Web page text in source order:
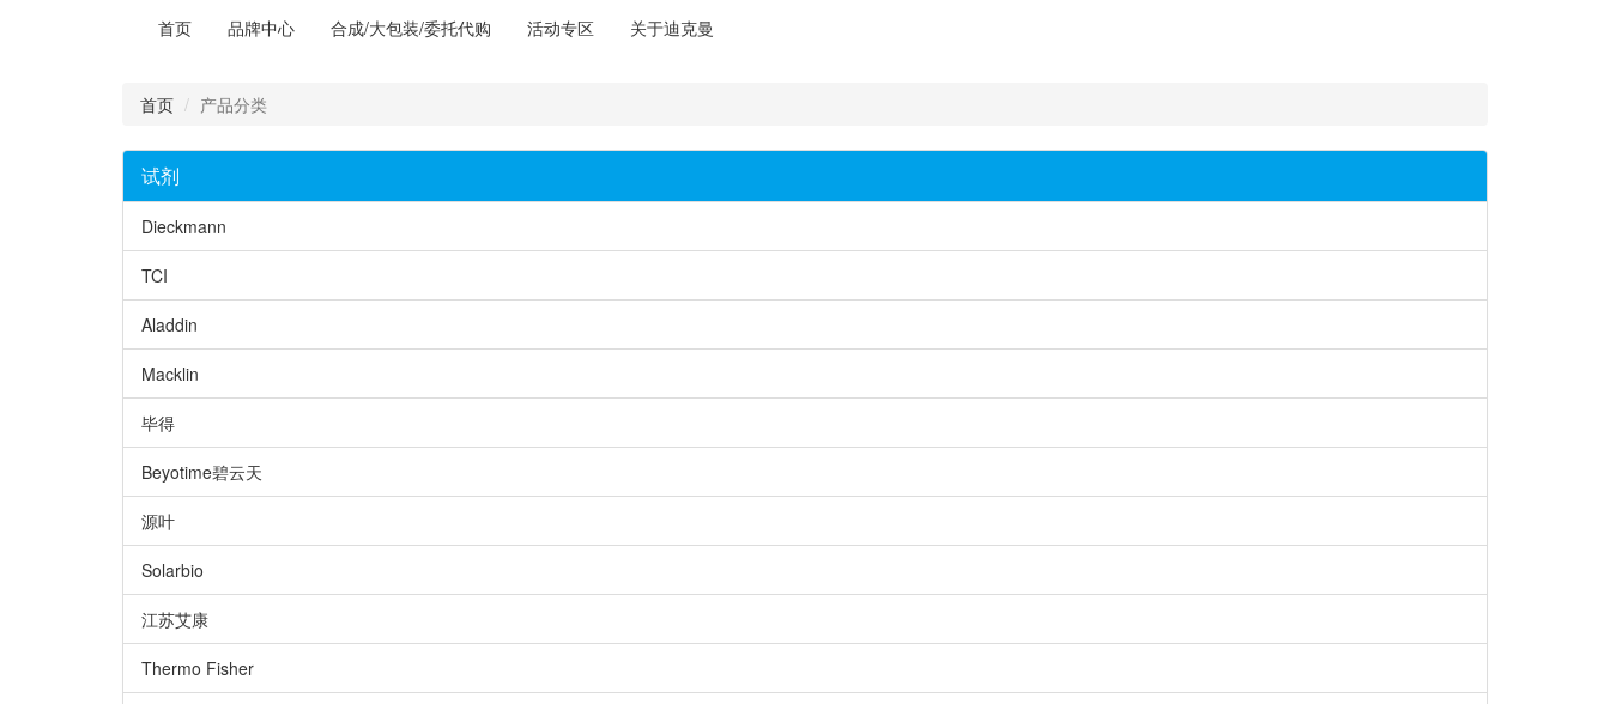
首页
品牌中心 合成/大包装/委托代购 活动专区 关于迪克曼
首页 产品分类
试剂
Dieckmann
TCI
Aladdin
Macklin
毕得
Beyotime碧云天
源叶
Solarbio
江苏艾康
Thermo Fisher